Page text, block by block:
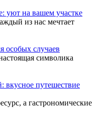
уют на вашем участке
из нас мечтает
особых случаев
символика
вкусное путешествие
а гастрономические